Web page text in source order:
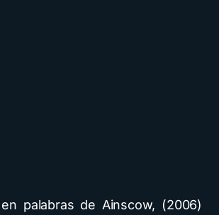
palabras de Ainscow, (2006)